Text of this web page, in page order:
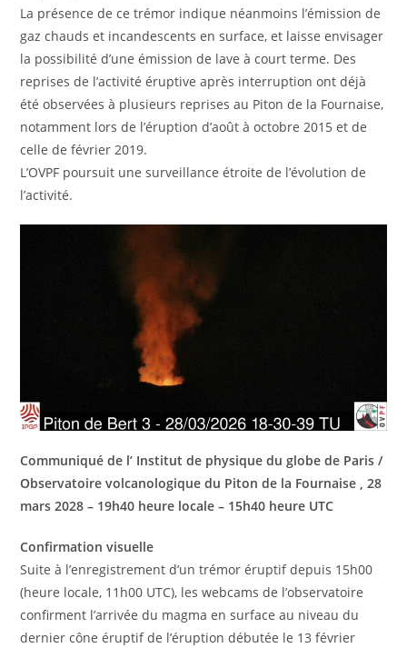
La présence de ce trémor indique néanmoins l’émission de
gaz chauds et incandescents en surface, et laisse envisager
la possibilité d’une émission de lave à court terme. Des
reprises de l’activité éruptive après interruption ont déjà
été observées à plusieurs reprises au Piton de la Fournaise,
notamment lors de l’éruption d’août à octobre 2015 et de
celle de février 2019.
L’OVPF poursuit une surveillance étroite de l’évolution de
l’activité.
Communiqué de l’ Institut de physique du globe de Paris /
Observatoire volcanologique du Piton de la Fournaise , 28
mars 2028 – 19h40 heure locale – 15h40 heure UTC
Confirmation visuelle
Suite à l’enregistrement d’un trémor éruptif depuis 15h00
(heure locale, 11h00 UTC), les webcams de l’observatoire
confirment l’arrivée du magma en surface au niveau du
dernier cône éruptif de l’éruption débutée le 13 février